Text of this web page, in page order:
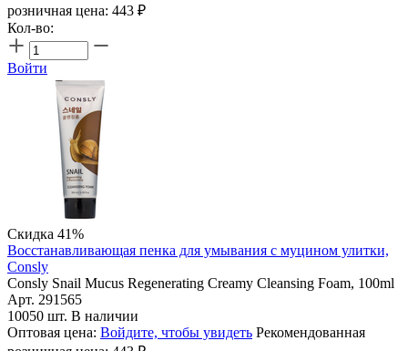
розничная цена: 443 ₽
Кол-во:
Войти
Скидка 41%
Восстанавливающая пенка для умывания с муцином улитки,
Consly
Consly Snail Mucus Regenerating Creamy Cleansing Foam, 100ml
Арт. 291565
10050 шт. В наличии
Оптовая цена: Войдите, чтобы увидеть Рекомендованная